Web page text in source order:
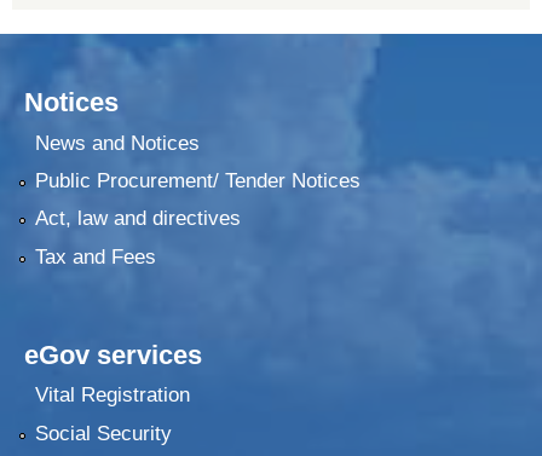
Notices
News and Notices
Public Procurement/ Tender Notices
Act, law and directives
Tax and Fees
eGov services
Vital Registration
Social Security